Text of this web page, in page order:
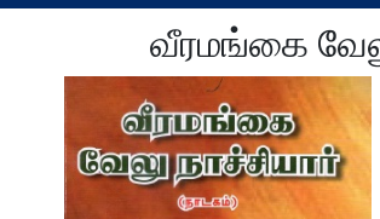
வீரமங்கை